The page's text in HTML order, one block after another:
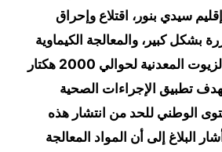
سيدي بنور، اقتلاع وإحراق
بشكل كبير، والمعالجة الكيماوية
بواسطة المبيدات والزيوت المعدنية لحوالي 2000 هكتار
تطبيق الإجراءات الصحية
الوطني للحد من انتشار هذه
البلاغ إلى أن المواد المعالجة